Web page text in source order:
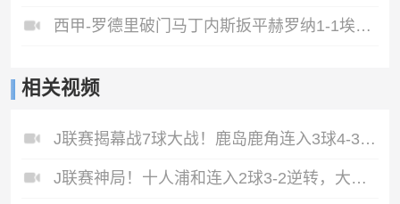
西甲-罗德里破门马丁内斯扳平赫罗纳1-1埃尔切惨遭降级
相关视频
J联赛揭幕战7球大战！鹿岛鹿角连入3球4‑3惊天逆转横滨水手
J联赛神局！十人浦和连入2球3‑2逆转，大阪钢巴4-3反杀